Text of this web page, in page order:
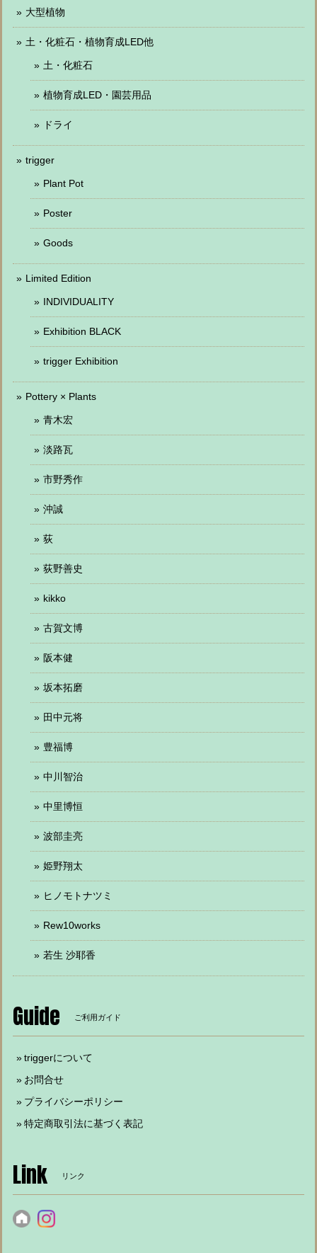
大型植物
土・化粧石・植物育成LED他
土・化粧石
植物育成LED・園芸用品
ドライ
trigger
Plant Pot
Poster
Goods
Limited Edition
INDIVIDUALITY
Exhibition BLACK
trigger Exhibition
Pottery × Plants
青木宏
淡路瓦
市野秀作
沖誠
荻
荻野善史
kikko
古賀文博
阪本健
坂本拓磨
田中元将
豊福博
中川智治
中里博恒
波部圭亮
姫野翔太
ヒノモトナツミ
Rew10works
若生 沙耶香
Guide ご利用ガイド
triggerについて
お問合せ
プライバシーポリシー
特定商取引法に基づく表記
Link リンク